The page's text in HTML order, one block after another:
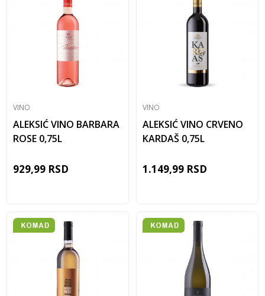
VINO
ALEKSIĆ VINO BARBARA
ROSE 0,75L
929,99 RSD
VINO
ALEKSIĆ VINO CRVENO
KARDAŠ 0,75L
1.149,99 RSD